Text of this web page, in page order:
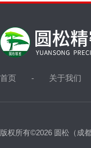
首页 关于我们
版权所有©2026 圆松（成